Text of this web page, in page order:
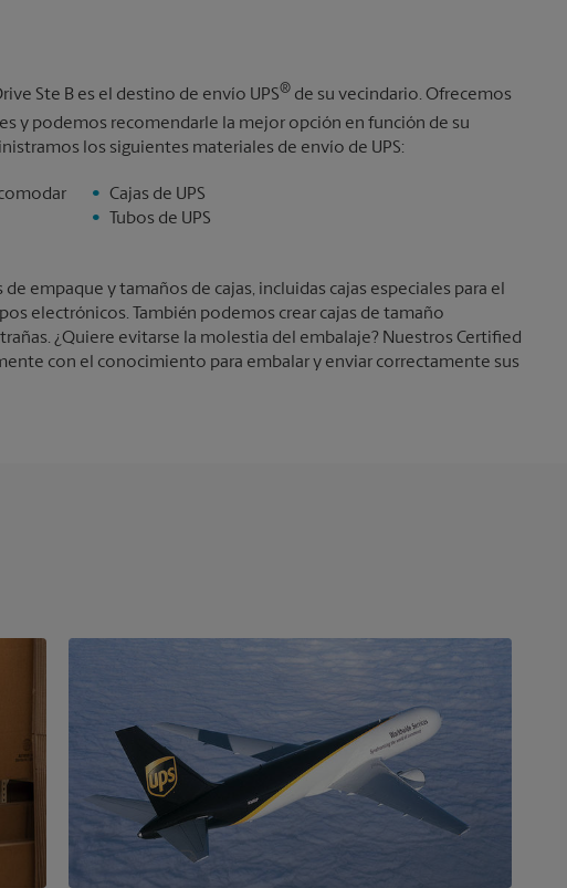
Ste B es el destino de envío UPS® de su vecindario. Ofrecemos
y podemos recomendarle la mejor opción en función de su
los siguientes materiales de envío de UPS:
Cajas de UPS
Tubos de UPS
empaque y tamaños de cajas, incluidas cajas especiales para el
electrónicos. También podemos crear cajas de tamaño
¿Quiere evitarse la molestia del embalaje? Nuestros Certified
con el conocimiento para embalar y enviar correctamente sus